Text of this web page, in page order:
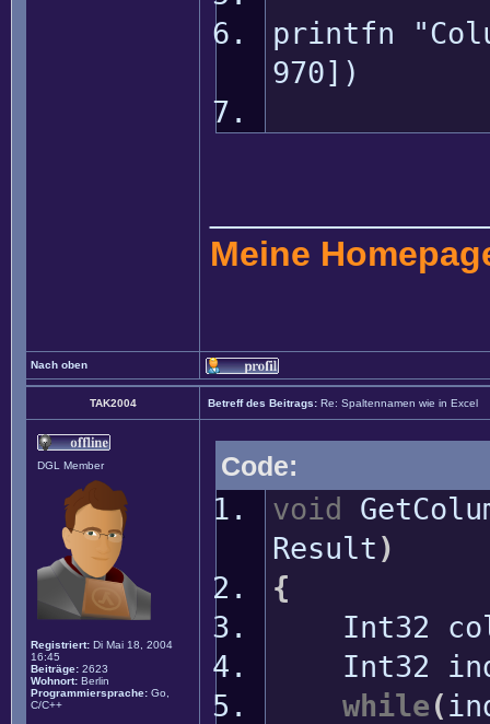
printfn
970])
Meine
Nach oben
TAK2004 Betreff des Beitrags: Re: Spaltennamen wie in Excel
DGL Member
Registriert: Di Mai 18, 2004
16:45
Beiträge: 2623
Wohnort: Berlin
Programmiersprache: Go,
C/C++
Code:
void
Result)
{
Int32
Int32
while(